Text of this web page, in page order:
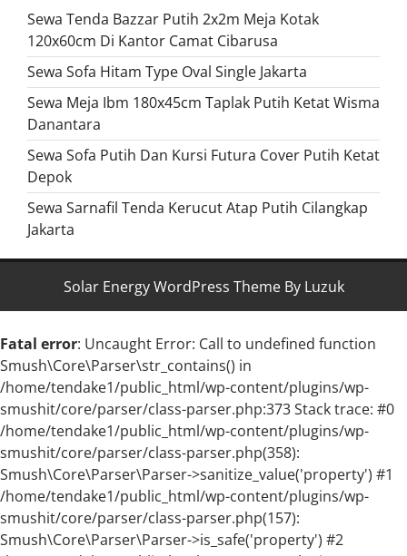
Sewa Tenda Bazzar Putih 2x2m Meja Kotak
120x60cm Di Kantor Camat Cibarusa
Sewa Sofa Hitam Type Oval Single Jakarta
Sewa Meja Ibm 180x45cm Taplak Putih Ketat Wisma
Danantara
Sewa Sofa Putih Dan Kursi Futura Cover Putih Ketat
Depok
Sewa Sarnafil Tenda Kerucut Atap Putih Cilangkap
Jakarta
Solar Energy WordPress Theme By Luzuk
Fatal error: Uncaught Error: Call to undefined function
Smush\Core\Parser\str_contains() in
/home/tendake1/public_html/wp-content/plugins/wp-
smushit/core/parser/class-parser.php:373 Stack trace: #0
/home/tendake1/public_html/wp-content/plugins/wp-
smushit/core/parser/class-parser.php(358):
Smush\Core\Parser\Parser->sanitize_value('property') #1
/home/tendake1/public_html/wp-content/plugins/wp-
smushit/core/parser/class-parser.php(157):
Smush\Core\Parser\Parser->is_safe('property') #2